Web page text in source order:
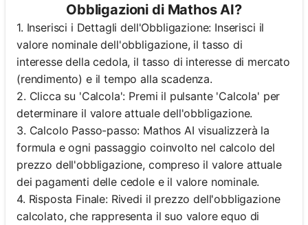
Obbligazioni di Mathos AI?
1. Inserisci i Dettagli dell'Obbligazione: Inserisci il
valore nominale dell'obbligazione, il tasso di
interesse della cedola, il tasso di interesse di mercato
(rendimento) e il tempo alla scadenza.
2. Clicca su 'Calcola': Premi il pulsante 'Calcola' per
determinare il valore attuale dell'obbligazione.
3. Calcolo Passo-passo: Mathos AI visualizzerà la
formula e ogni passaggio coinvolto nel calcolo del
prezzo dell'obbligazione, compreso il valore attuale
dei pagamenti delle cedole e il valore nominale.
4. Risposta Finale: Rivedi il prezzo dell'obbligazione
calcolato, che rappresenta il suo valore equo di